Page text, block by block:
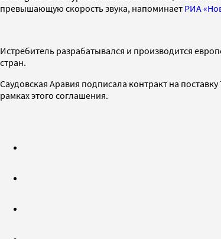
превышающую скорость звука, напоминает РИА
Истребитель разрабатывался и производится
стран.
Саудовская Аравия подписала контракт на
рамках этого соглашения.